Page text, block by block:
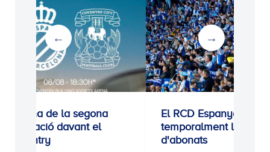
Estrena de la segona
equipació davant el
Coventry
El RCD Espanyol
temporalment les altes
d'abonats